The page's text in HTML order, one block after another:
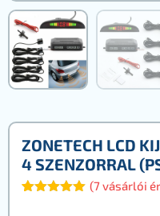
ZONETECH LCD
4 SZENZORRAL
(7vásárlói